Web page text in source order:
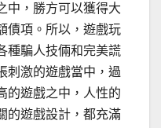
中，勝方可以獲得大
債項。所以，遊戲玩
種騙人技倆和完美謊
刺激的遊戲當中，過
的遊戲之中，人性的
的遊戲設計，都充滿